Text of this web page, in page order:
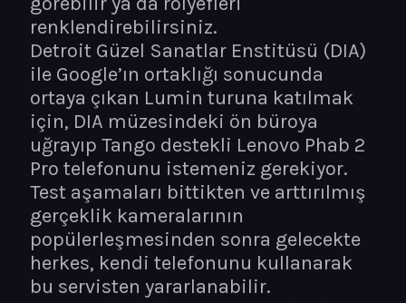
renklendirebilirsiniz.
Detroit Güzel Sanatlar Enstitüsü (DIA)
ile Google’ın ortaklığı sonucunda
ortaya çıkan Lumin turuna katılmak
için, DIA müzesindeki ön büroya
uğrayıp Tango destekli Lenovo Phab 2
Pro telefonunu istemeniz gerekiyor.
Test aşamaları bittikten ve arttırılmış
gerçeklik kameralarının
popülerleşmesinden sonra gelecekte
herkes, kendi telefonunu kullanarak
bu servisten yararlanabilir.